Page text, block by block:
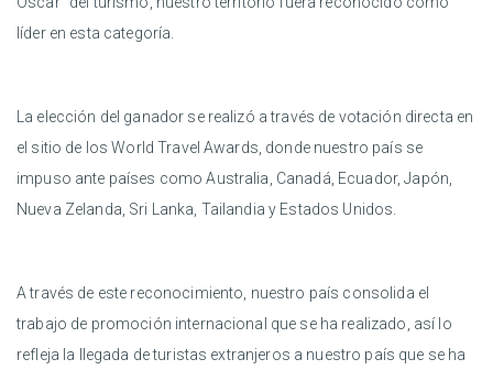
líder en esta categoría.
La elección del ganador se realizó a través de votación directa en
el sitio de los World Travel Awards, donde nuestro país se
impuso ante países como Australia, Canadá, Ecuador, Japón,
Nueva Zelanda, Sri Lanka, Tailandia y Estados Unidos.
A través de este reconocimiento, nuestro país consolida el
trabajo de promoción internacional que se ha realizado, así lo
refleja la llegada de turistas extranjeros a nuestro país que se ha